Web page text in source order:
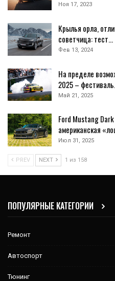
Ноя 17, 2023
Крылья орла,
советчица: тест…
Фев 13, 2024
На пределе
2025 –
Май 21, 2025
Ford Mustang
американская
Июл 31, 2025
PREV NEXT 1 из 158
ПОПУЛЯРНЫЕ КАТЕГОРИИ
Ремонт
Автоспорт
Тюнинг